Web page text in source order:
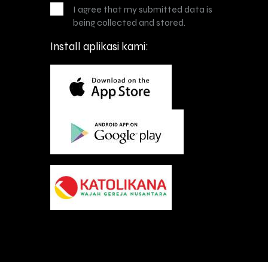
I agree that my submitted data is
being collected and stored.
Install aplikasi kami: